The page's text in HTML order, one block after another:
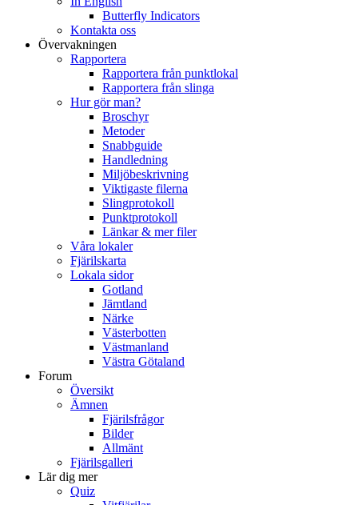
Butterfly Indicators
Kontakta oss
Övervakningen
Rapportera
Rapportera från punktlokal
Rapportera från slinga
Hur gör man?
Broschyr
Metoder
Snabbguide
Handledning
Miljöbeskrivning
Viktigaste filerna
Slingprotokoll
Punktprotokoll
Länkar & mer filer
Våra lokaler
Fjärilskarta
Lokala sidor
Gotland
Jämtland
Närke
Västerbotten
Västmanland
Västra Götaland
Forum
Översikt
Ämnen
Fjärilsfrågor
Bilder
Allmänt
Fjärilsgalleri
Lär dig mer
Quiz